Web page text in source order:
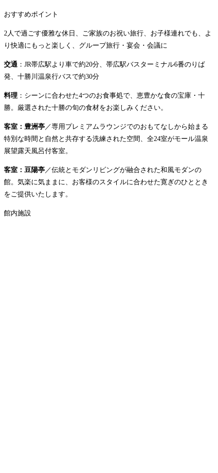
おすすめポイント
2人で過ごす優雅な休日、ご家族のお祝い旅行、お子様連れでも、よ
り快適にもっと楽しく、グループ旅行・宴会・会議に
交通 ：JR帯広駅より車で約20分、帯広駅バスターミナル6番のりば
発、十勝川温泉行バスで約30分
料理 ：シーンに合わせた4つのお食事処で、恵豊かな食の宝庫・十
勝。厳選された十勝の旬の食材をお楽しみください。
客室：豊洲亭 ／専用プレミアムラウンジでのおもてなしから始まる
特別な時間と自然と共存する洗練された空間、全24室がモール温泉
展望露天風呂付客室。
客室：豆陽亭 ／伝統とモダンリビングが融合された和風モダンの
館。気楽に気ままに、お客様のスタイルに合わせた寛ぎのひととき
をご提供いたします。
館内施設